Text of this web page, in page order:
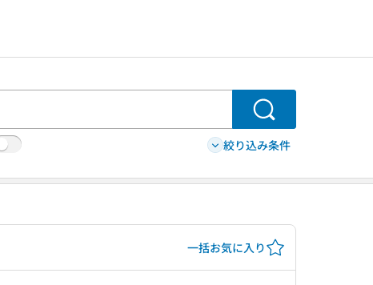
検索
絞り込み条件
一括お気に入り